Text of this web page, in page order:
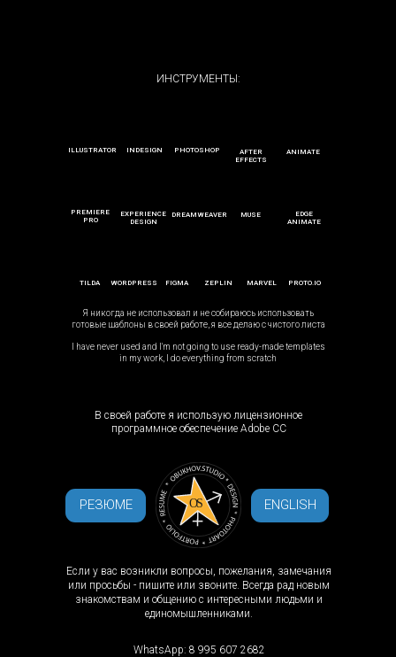
ИНСТРУМЕНТЫ:
FIGMA
Я никогда не использовал и не собираюсь использовать
готовые шаблоны в своей работе, я все делаю с чистого листа
WORDPRESS ZEPLIN
TILDA MARVEL PROTO.IO
INDESIGN PHOTOSHOP
AFTER
EFFECTS
PREMIERE
PRO
EXPERIENCE
DESIGN
DREAMWEAVER MUSE
ANIMATE
EDGE
ANIMATE
ILLUSTRATOR
I have never used and I'm not going to use ready-made templates
in my work, I do everything from scratch
РЕЗЮМЕ
Если у вас возникли вопросы, пожелания, замечания
или просьбы - пишите или звоните. Всегда рад новым
знакомствам и общению с интересными людьми и
единомышленниками.
WhatsApp: 8 995 607 2682
В своей работе я использую лицензионное
программное обеспечение Adobe CC
ENGLISH